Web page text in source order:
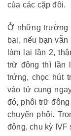
của các cặp đôi.
Ở những trường
bại, nếu bạn
làm lại lần 2,
trữ đông thì lần
trứng, chọc hút
vào tử cung
đó, phôi trữ
chuyển phôi.
đông, chu kỳ